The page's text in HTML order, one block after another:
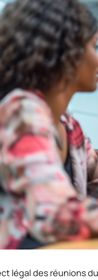
légal des réunions